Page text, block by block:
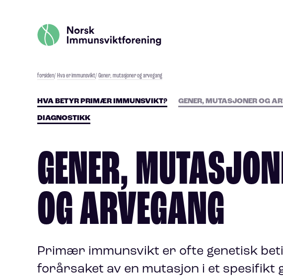
forsiden/ Hva er immunsvikt/ Gener, mutasjoner og arvegang
HVA BETYR PRIMÆR IMMUNSVIKT? GENER, MUTASJONER OG
DIAGNOSTIKK
GENER,
OG ARVEGANG
Primær immunsvikt er ofte genetisk
forårsaket av en mutasjon i et spesifikt